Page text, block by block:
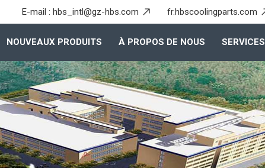
E-mail :hbs_intl@gz-hbs.com fr.hbscoolingparts.com
NOUVEAUX PRODUITS À PROPOS DE NOUS SERVICES